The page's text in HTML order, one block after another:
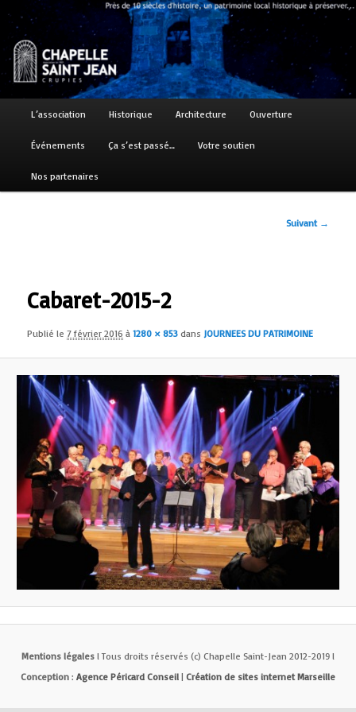
contenu
principalChapelle Saint Jean
Près de 10 siècles d'histoire, un patrimoine local historique à préserver…
L’association Historique Architecture Ouverture
Événements Ça s’est passé… Votre soutien
Nos partenaires
Suivant →
Cabaret-2015-2
Publié le7 février 2016 à1280 × 853 dans JOURNEES DU PATRIMOINE
Mentions légales l Tous droits réservés (c) Chapelle Saint-Jean 2012-2019 l
Conception : Agence Péricard Conseil | Création de sites internet Marseille